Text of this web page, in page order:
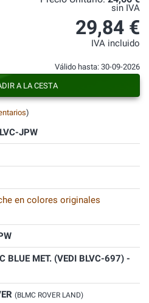
)
JPW
en colores originales
BLUE MET. (VEDI BLVC-697) -
(BLMC ROVER LAND)
sin IVA
29,84 €
IVA incluido
Válido hasta: 30-09-2026
A LA CESTA